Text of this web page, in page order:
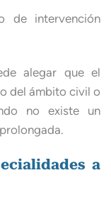
de intervención
alegar que el
del ámbito civil o
no existe un
a